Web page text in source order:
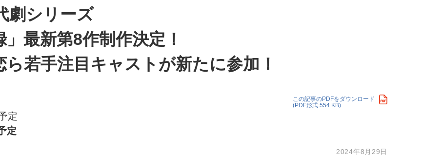
おうちサポート
J:COMブックス
パーソナルID
訪問・窓口
加入特典
劇シリーズ
」最新第8作制作決定！
若手注目キャストが新たに参加！
この記事のPDFをダウンロード
(PDF形式:554 KB)
定
定
2024年8月29日